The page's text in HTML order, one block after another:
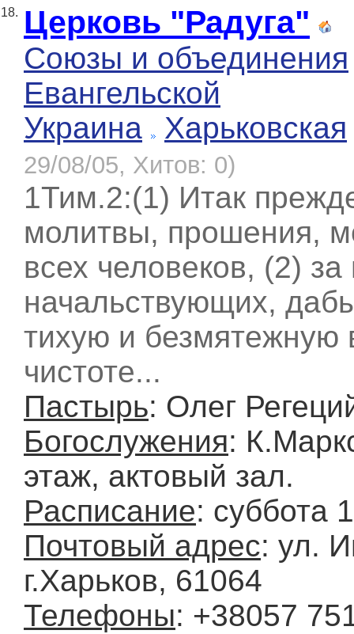
18. Церковь "Радуга"
Союзы и объединения
Евангельской
Украина
Харьковская
29/08/05, Хитов: 0)
1Тим.2:(1) Итак
молитвы, прошения,
всех человеков, (2)
начальствующих,
тихую и безмятежную
чистоте...
Пастырь: Олег
Богослужения:
этаж, актовый зал.
Расписание: суббота
Почтовый адрес: ул.
г.Харьков, 61064
Телефоны: +38057